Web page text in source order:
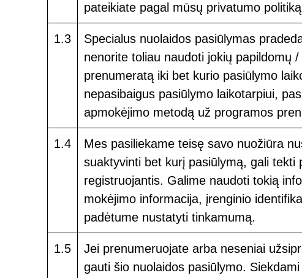
pateikiate pagal mūsų privatumo
1.3
Specialus nuolaidos pasiūlymas
nenorite toliau naudoti jokių papildomų
prenumeratą iki bet kurio pasiūlymo
nepasibaigus pasiūlymo laikotarpiui,
apmokėjimo metodą už programos
1.4
Mes pasiliekame teisę savo nuožiūra
suaktyvinti bet kurį pasiūlymą, gali
registruojantis. Galime naudoti tokią
mokėjimo informacija, įrenginio
padėtume nustatyti tinkamumą.
1.5
Jei prenumeruojate arba neseniai
gauti šio nuolaidos pasiūlymo.